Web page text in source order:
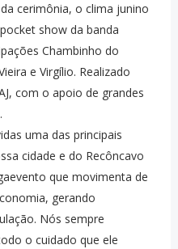
cerimônia, o clima junino
show da banda
Chambinho do
e Virgílio. Realizado
com o apoio de grandes
uma das principais
cidade e do Recôncavo
que movimenta de
gerando
Nós sempre
o cuidado que ele